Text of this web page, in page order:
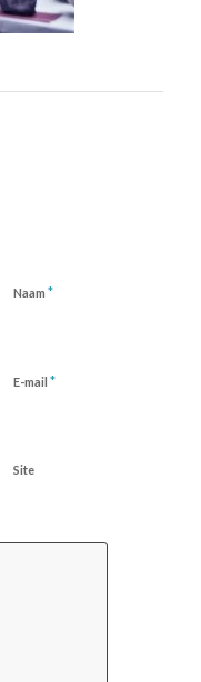
Naam *
E-mail *
Site